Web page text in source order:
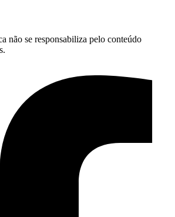
não se responsabiliza pelo conteúdo